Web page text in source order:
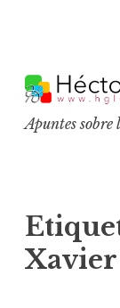
k
p
c
o
n
Apuntes sobre